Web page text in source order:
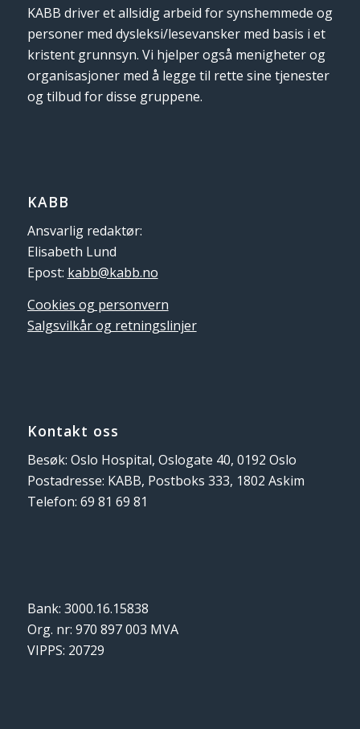
KABB driver et allsidig arbeid for synshemmede og
personer med dysleksi/lesevansker med basis i et
kristent grunnsyn. Vi hjelper også menigheter og
organisasjoner med å legge til rette sine tjenester
og tilbud for disse gruppene.
KABB
Ansvarlig redaktør:
Elisabeth Lund
Epost: kabb@kabb.no
Cookies og personvern
Salgsvilkår og retningslinjer
Kontakt oss
Besøk: Oslo Hospital, Oslogate 40, 0192 Oslo
Postadresse: KABB, Postboks 333, 1802 Askim
Telefon: 69 81 69 81
Bank: 3000.16.15838
Org. nr: 970 897 003 MVA
VIPPS: 20729